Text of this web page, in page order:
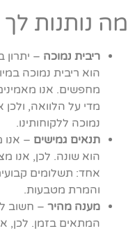
מה נותנות לך
ריבית נמוכה –
הוא ריבית נמוכה
מחפשים. אנו
מדי על הלוואה, ולכן
נמוכה ללקוחותינו.
תנאים גמישים – אנו
הוא שונה. לכן, אנו
אחד: תשלומים
והמרת מטבעות.
מענה מהיר – חשוב
המתאים בזמן. לכן,